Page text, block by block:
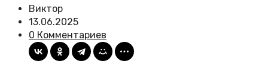
Виктор
13.06.2025
0 Комментариев